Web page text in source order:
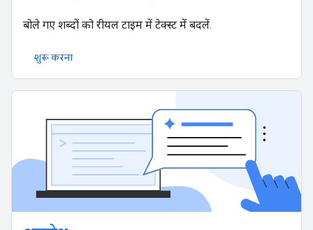
बोले गए शब्दों को रीयल टाइम में टेक्स्ट में बदलें.
शुरू करना